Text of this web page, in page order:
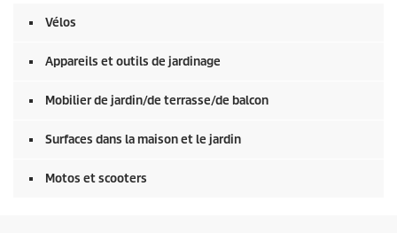
Vélos
Appareils et outils de jardinage
Mobilier de jardin/de terrasse/de balcon
Surfaces dans la maison et le jardin
Motos et scooters